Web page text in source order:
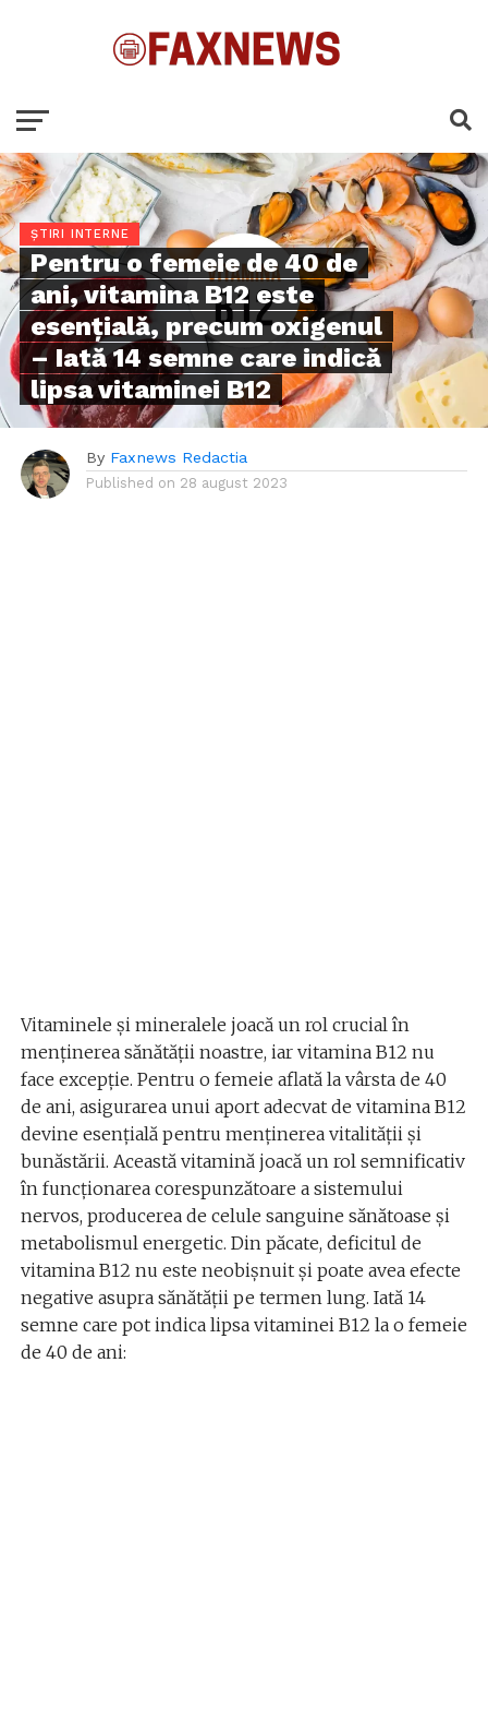
ȘTIRI INTERNE
Pentru o femeie de 40 de
ani, vitamina B12 este
esențială, precum oxigenul
– Iată 14 semne care indică
lipsa vitaminei B12
By Faxnews Redactia
Published on 28 august 2023
Vitaminele și mineralele joacă un rol crucial în
menținerea sănătății noastre, iar vitamina B12 nu
face excepție. Pentru o femeie aflată la vârsta de 40
de ani, asigurarea unui aport adecvat de vitamina B12
devine esențială pentru menținerea vitalității și
bunăstării. Această vitamină joacă un rol semnificativ
în funcționarea corespunzătoare a sistemului
nervos, producerea de celule sanguine sănătoase și
metabolismul energetic. Din păcate, deficitul de
vitamina B12 nu este neobișnuit și poate avea efecte
negative asupra sănătății pe termen lung. Iată 14
semne care pot indica lipsa vitaminei B12 la o femeie
de 40 de ani: